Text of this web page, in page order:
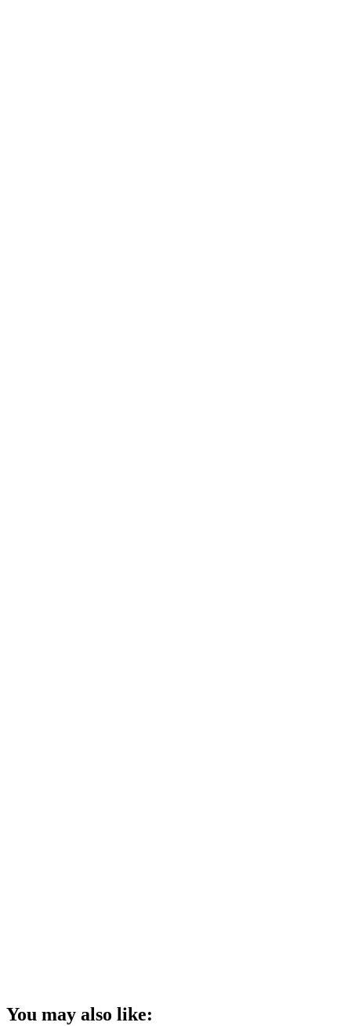
You may also like: